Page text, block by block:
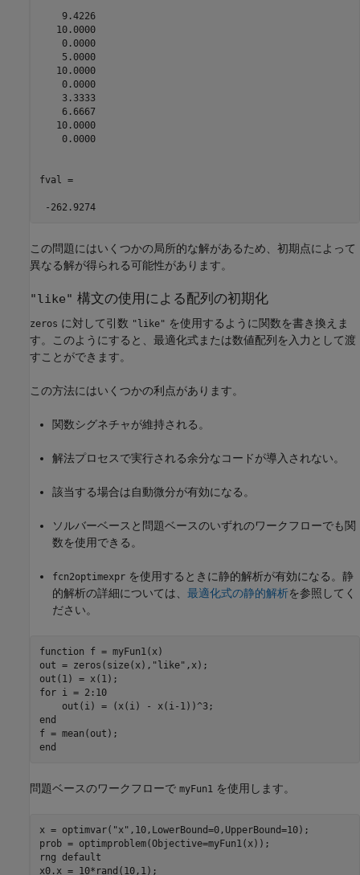
    9.4226
   10.0000
    0.0000
    5.0000
   10.0000
    0.0000
    3.3333
    6.6667
   10.0000
    0.0000
fval =
-262.9274
この問題にはいくつかの局所的な解があるため、初期点によって
異なる解が得られる可能性があります。
"like" 構文の使用による配列の初期化
zeros に対して引数 "like" を使用するように関数を書き換えま
す。このようにすると、最適化式または数値配列を入力として渡
すことができます。
この方法にはいくつかの利点があります。
関数シグネチャが維持される。
解法プロセスで実行される余分なコードが導入されない。
該当する場合は自動微分が有効になる。
ソルバーベースと問題ベースのいずれのワークフローでも関
数を使用できる。
fcn2optimexpr を使用するときに静的解析が有効になる。静
的解析の詳細については、 最適化式の静的解析を参照してく
ださい。
function f = myFun1(x)
out = zeros(size(x), "like" ,x);
for i = 2:10
end
end
問題ベースのワークフローで myFun1 を使用します。
x = optimvar( "x" ,10,LowerBound=0,UpperBound=10);
prob = optimproblem(Objective=myFun1(x));
rng default
x0.x = 10*rand(10,1);